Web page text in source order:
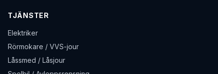
TJÄNSTER
Elektriker
Rörmokare / VVS-jour
Låssmed / Låsjour